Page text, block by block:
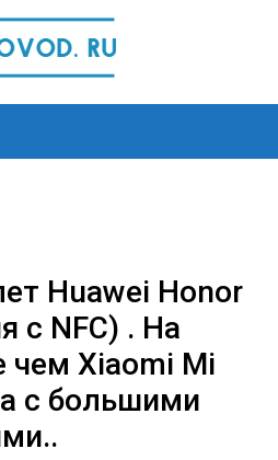
Huawei Honor
с NFC) . На
чем Xiaomi Mi
с большими